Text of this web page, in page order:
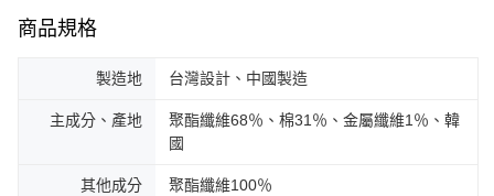
商品規格
製造地 台灣設計、中國製造
主成分、產地
聚酯纖維68％、棉31％、金屬纖維1％、韓
國
其他成分 聚酯纖維100％